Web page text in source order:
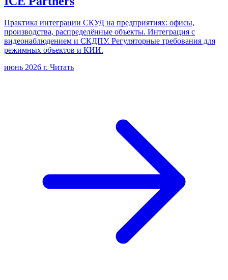
Практика интеграции СКУД на предприятиях: офисы,
производства, распределённые объекты. Интеграция с
видеонаблюдением и СКДПУ. Регуляторные требования для
режимных объектов и КИИ.
июнь 2026 г. Читать